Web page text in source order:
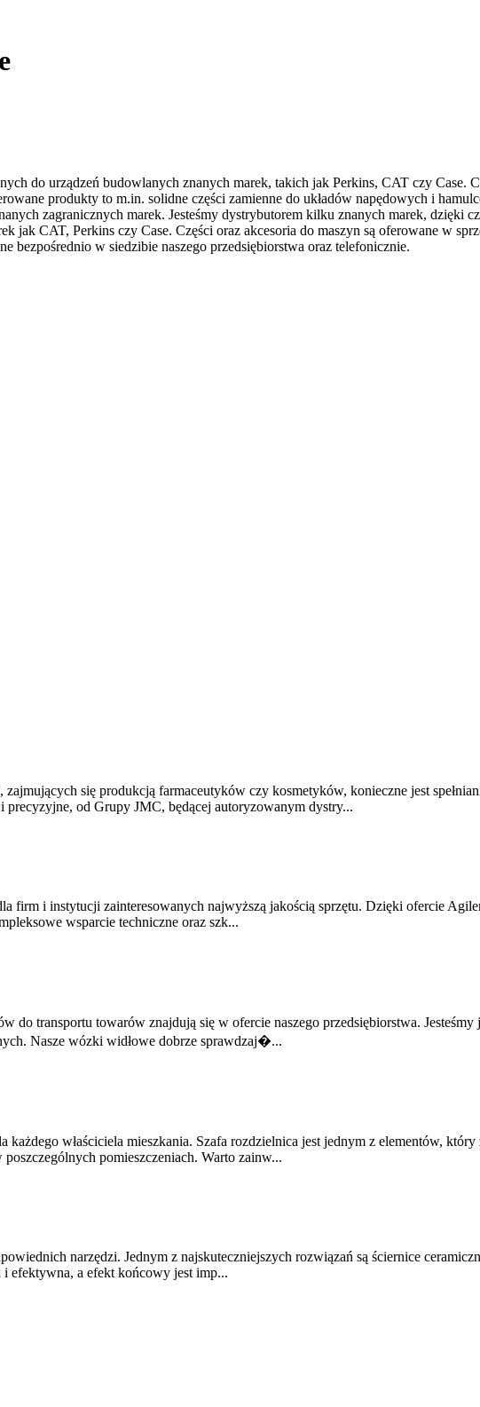
do urządzeń budowlanych znanych marek, takich jak Perkins, CAT czy Case.
produkty to m.in. solidne części zamienne do układów napędowych i
zagranicznych marek. Jesteśmy dystrybutorem kilku znanych marek, dzięki
jak CAT, Perkins czy Case. Części oraz akcesoria do maszyn są oferowane w
bezpośrednio w siedzibie naszego przedsiębiorstwa oraz telefonicznie.
się produkcją farmaceutyków czy kosmetyków, konieczne jest
precyzyjne, od Grupy JMC, będącej autoryzowanym dystry...
firm i instytucji zainteresowanych najwyższą jakością sprzętu. Dzięki ofercie
wsparcie techniczne oraz szk...
do transportu towarów znajdują się w ofercie naszego przedsiębiorstwa.
Nasze wózki widłowe dobrze sprawdzaj�...
właściciela mieszkania. Szafa rozdzielnica jest jednym z elementów,
pomieszczeniach. Warto zainw...
narzędzi. Jednym z najskuteczniejszych rozwiązań są ściernice
i efektywna, a efekt końcowy jest imp...